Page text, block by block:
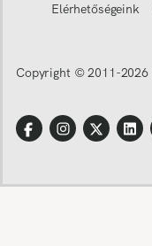
Elérhetőségeink
Copyright © 2011-2026